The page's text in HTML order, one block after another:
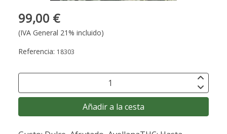
99,00 €
(IVA General 21% incluido)
Referencia: 18303
Añadir a la cesta